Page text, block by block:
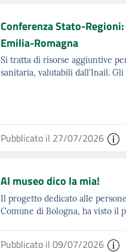
Conferenza Stato-
Emilia-Romagna
Si tratta di risorse aggiuntive
sanitaria, valutabili dall'Inail.
Pubblicato il 27/07/2026
Al museo dico la mia!
Il progetto dedicato alle
Comune di Bologna, ha visto il
Pubblicato il 09/07/2026